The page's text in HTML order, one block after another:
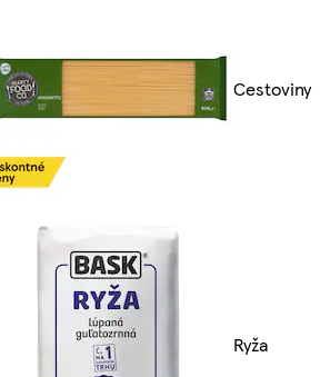
Cestoviny
Ryža